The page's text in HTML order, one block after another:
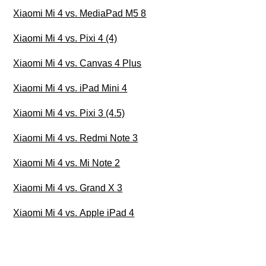
Xiaomi Mi 4 vs. MediaPad M5 8
Xiaomi Mi 4 vs. Pixi 4 (4)
Xiaomi Mi 4 vs. Canvas 4 Plus
Xiaomi Mi 4 vs. iPad Mini 4
Xiaomi Mi 4 vs. Pixi 3 (4.5)
Xiaomi Mi 4 vs. Redmi Note 3
Xiaomi Mi 4 vs. Mi Note 2
Xiaomi Mi 4 vs. Grand X 3
Xiaomi Mi 4 vs. Apple iPad 4